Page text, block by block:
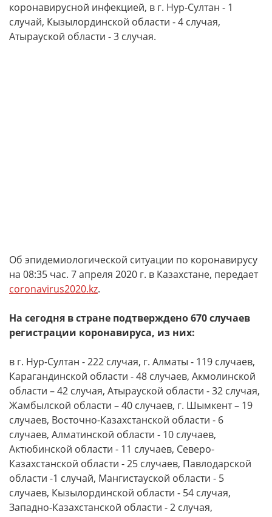
коронавирусной инфекцией, в г. Нур-Султан - 1
случай, Кызылординской области - 4 случая,
Атырауской области - 3 случая.
Об эпидемиологической ситуации по коронавирусу
на 08:35 час. 7 апреля 2020 г. в Казахстане, передает
coronavirus2020.kz.
На сегодня в стране подтверждено 670 случаев
регистрации коронавируса, из них:
в г. Нур-Султан - 222 случая, г. Алматы - 119 случаев,
Карагандинской области - 48 случаев, Акмолинской
области – 42 случая, Атырауской области - 32 случая,
Жамбылской области – 40 случаев, г. Шымкент – 19
случаев, Восточно-Казахстанской области - 6
случаев, Алматинской области - 10 случаев,
Актюбинской области - 11 случаев, Северо-
Казахстанской области - 25 случаев, Павлодарской
области -1 случай, Мангистауской области - 5
случаев, Кызылординской области - 54 случая,
Западно-Казахстанской области - 2 случая,